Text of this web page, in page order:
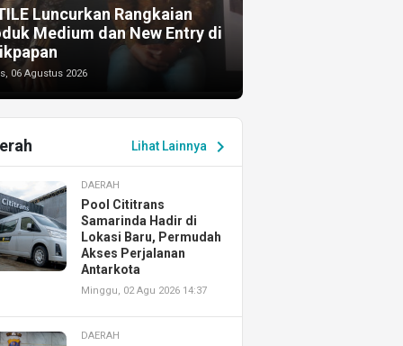
Luncurkan Rangkaian
Medium dan New Entry di
06 Agustus 2026
Lihat Lainnya chevron_right
DAERAH
Pool Cititrans
Samarinda Hadir di
Lokasi Baru, Permudah
Akses Perjalanan
Antarkota
Minggu, 02 Agu 2026 14:37
DAERAH